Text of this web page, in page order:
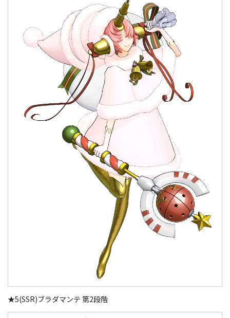
★5(SSR)ブラダマンテ 第2段階